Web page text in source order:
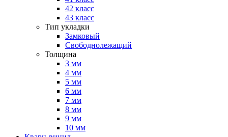
42 класс
43 класс
Тип укладки
Замковый
Свободнолежащий
Толщина
3 мм
4 мм
5 мм
6 мм
7 мм
8 мм
9 мм
10 мм